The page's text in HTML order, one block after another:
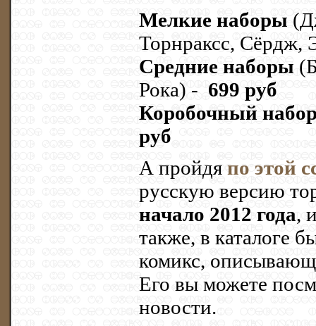
Мелкие наборы
Торнраксс,
Средние наборы
Рока) - 699 руб
Коробочный
руб
А пройдя по этой
русскую версию
начало 2012 года,
также, в каталоге
комикс,
Его вы можете
новости.